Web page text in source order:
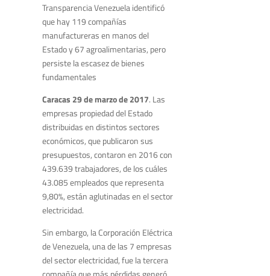
Transparencia Venezuela identificó
que hay 119 compañías
manufactureras en manos del
Estado y 67 agroalimentarias, pero
persiste la escasez de bienes
fundamentales
Caracas 29 de marzo de 2017. Las
empresas propiedad del Estado
distribuidas en distintos sectores
económicos, que publicaron sus
presupuestos, contaron en 2016 con
439.639 trabajadores, de los cuáles
43.085 empleados que representa
9,80%, están aglutinadas en el sector
electricidad.
Sin embargo, la Corporación Eléctrica
de Venezuela, una de las 7 empresas
del sector electricidad, fue la tercera